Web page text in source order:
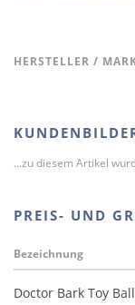
HERSTELLER /
...zu diesem Artikel
PREIS- UND
Bezeichnung
Doctor Bark Toy Ball